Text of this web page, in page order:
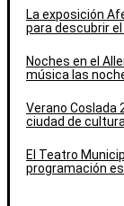
La exposición
para descubrir
Noches en el
música las
Verano Coslada
ciudad de
El Teatro
programación